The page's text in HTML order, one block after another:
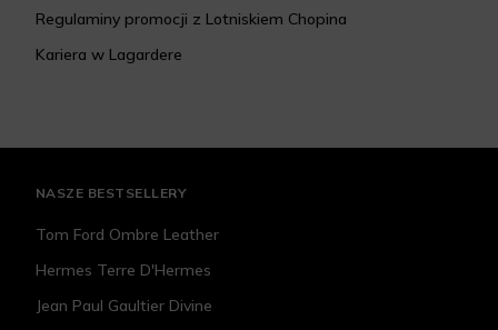
Regulaminy promocji z Lotniskiem Chopina
Kariera w Lagardere
NASZE BESTSELLERY
Tom Ford Ombre Leather
Hermes Terre D'Hermes
Jean Paul Gaultier Divine